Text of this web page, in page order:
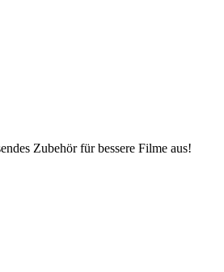
Zubehör für bessere Filme aus!